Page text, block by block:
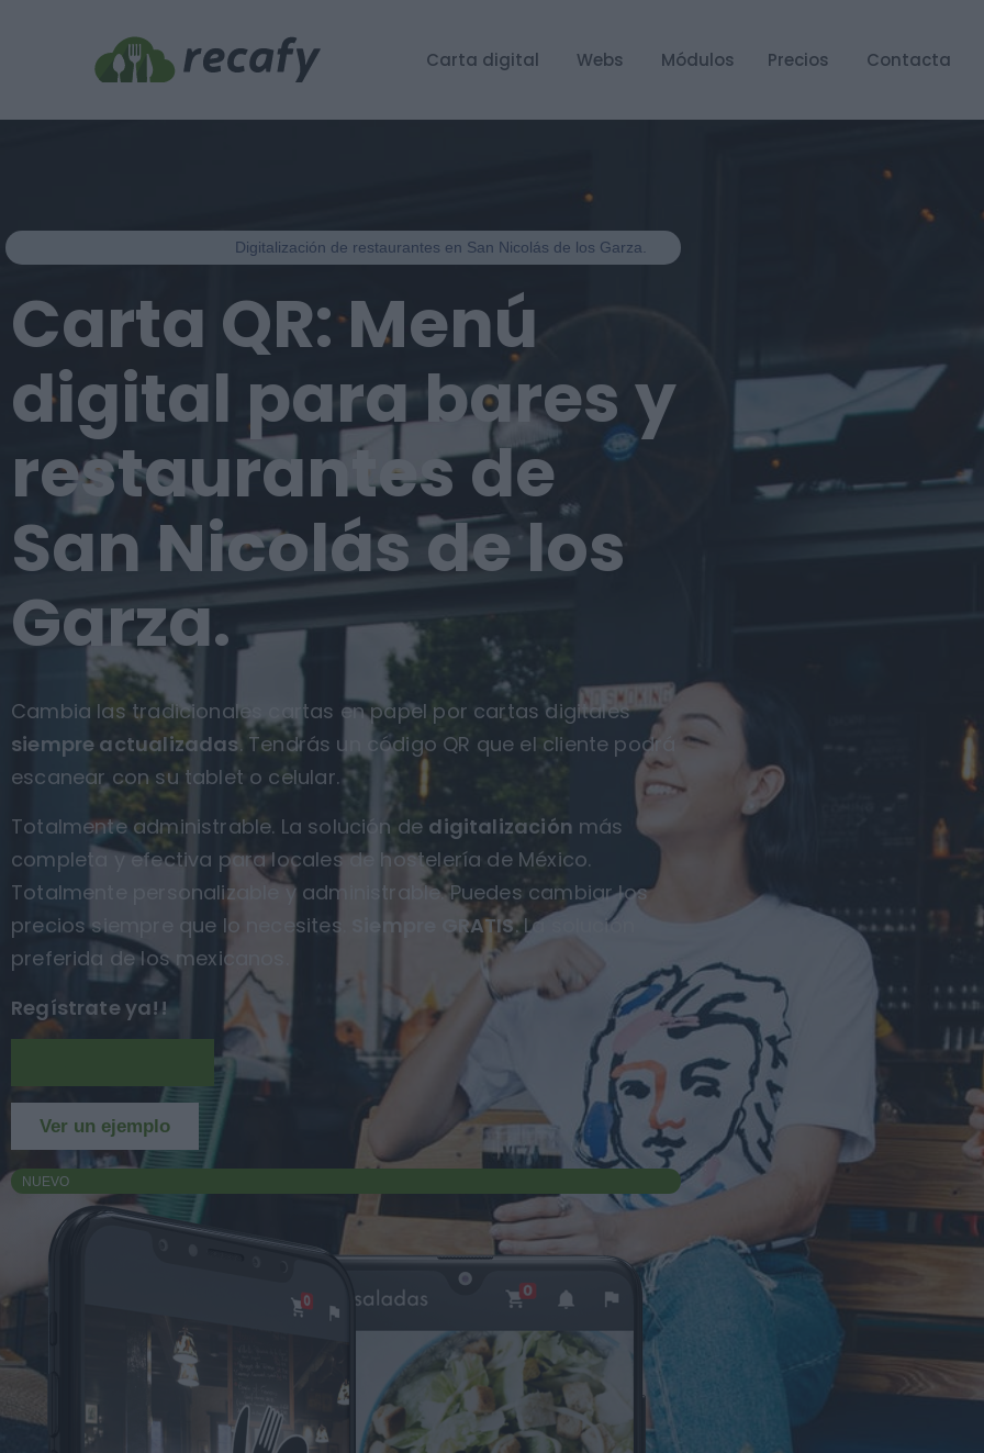
Carta digital Webs Módulos Precios Contacta
Digitalización de restaurantes en San Nicolás de los Garza.
Carta QR: Menú
digital para bares y
restaurantes de
San Nicolás de los
Garza.
Cambia las tradicionales cartas en papel por cartas digitales
siempre actualizadas. Tendrás un código QR que el cliente podrá
escanear con su tablet o celular.
Totalmente administrable. La solución de digitalización más
completa y efectiva para locales de hostelería de México.
Totalmente personalizable y administrable. Puedes cambiar los
precios siempre que lo necesites.
Siempre GRATIS. La solución
preferida de los mexicanos.
Regístrate ya!!
Ver un ejemplo
NUEVO